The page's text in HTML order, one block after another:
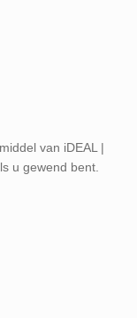
van iDEAL |
u gewend bent.